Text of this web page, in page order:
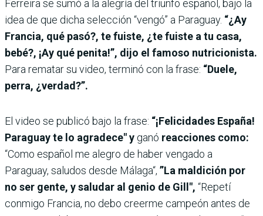
Ferreira se sumó a la alegría del triunfo español, bajo la
idea de que dicha selección “vengó” a Paraguay. “¿Ay
Francia, qué pasó?, te fuiste, ¿te fuiste a tu casa,
bebé?, ¡Ay qué penita!”, dijo el famoso nutricionista.
Para rematar su video, terminó con la frase: “Duele,
perra, ¿verdad?”.
El video se publicó bajo la frase: “¡Felicidades España!
Paraguay te lo agradece" y ganó reacciones como:
“Como español me alegro de haber vengado a
Paraguay, saludos desde Málaga“, ”La maldición por
no ser gente, y saludar al genio de Gill", “Repetí
conmigo Francia, no debo creerme campeón antes de